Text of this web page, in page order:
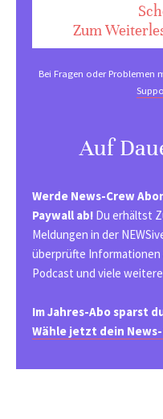
Zum
Bei Fragen oder
Auf
Werde News-Crew
Paywall ab! Du erhältst
Meldungen in der
überprüfte Informationen
Podcast und viele
Im Jahres-Abo sparst
Wähle jetzt dein